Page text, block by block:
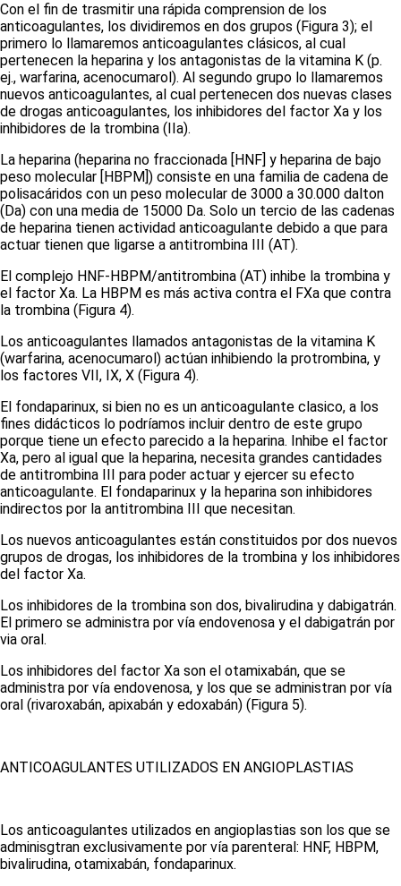
Con el fin de trasmitir una rápida comprension de los
anticoagulantes, los dividiremos en dos grupos (Figura 3); el
primero lo llamaremos anticoagulantes clásicos, al cual
pertenecen la heparina y los antagonistas de la vitamina K (p.
ej., warfarina, acenocumarol). Al segundo grupo lo llamaremos
nuevos anticoagulantes, al cual pertenecen dos nuevas clases
de drogas anticoagulantes, los inhibidores del factor Xa y los
inhibidores de la trombina (IIa).
La heparina (heparina no fraccionada [HNF] y heparina de bajo
peso molecular [HBPM]) consiste en una familia de cadena de
polisacáridos con un peso molecular de 3000 a 30.000 dalton
(Da) con una media de 15000 Da. Solo un tercio de las cadenas
de heparina tienen actividad anticoagulante debido a que para
actuar tienen que ligarse a antitrombina III (AT).
El complejo HNF-HBPM/antitrombina (AT) inhibe la trombina y
el factor Xa. La HBPM es más activa contra el FXa que contra
la trombina (Figura 4).
Los anticoagulantes llamados antagonistas de la vitamina K
(warfarina, acenocumarol) actúan inhibiendo la protrombina, y
los factores VII, IX, X (Figura 4).
El fondaparinux, si bien no es un anticoagulante clasico, a los
fines didácticos lo podríamos incluir dentro de este grupo
porque tiene un efecto parecido a la heparina. Inhibe el factor
Xa, pero al igual que la heparina, necesita grandes cantidades
de antitrombina III para poder actuar y ejercer su efecto
anticoagulante. El fondaparinux y la heparina son inhibidores
indirectos por la antitrombina III que necesitan.
Los nuevos anticoagulantes están constituidos por dos nuevos
grupos de drogas, los inhibidores de la trombina y los inhibidores
del factor Xa.
Los inhibidores de la trombina son dos, bivalirudina y dabigatrán.
El primero se administra por vía endovenosa y el dabigatrán por
via oral.
Los inhibidores del factor Xa son el otamixabán, que se
administra por vía endovenosa, y los que se administran por vía
oral (rivaroxabán, apixabán y edoxabán) (Figura 5).
ANTICOAGULANTES UTILIZADOS EN ANGIOPLASTIAS
Los anticoagulantes utilizados en angioplastias son los que se
adminisgtran exclusivamente por vía parenteral: HNF, HBPM,
bivalirudina, otamixabán, fondaparinux.